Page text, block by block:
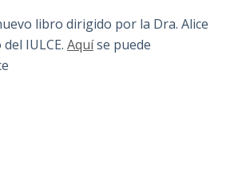
libro dirigido por la Dra. Alice
IULCE. Aquíse puede